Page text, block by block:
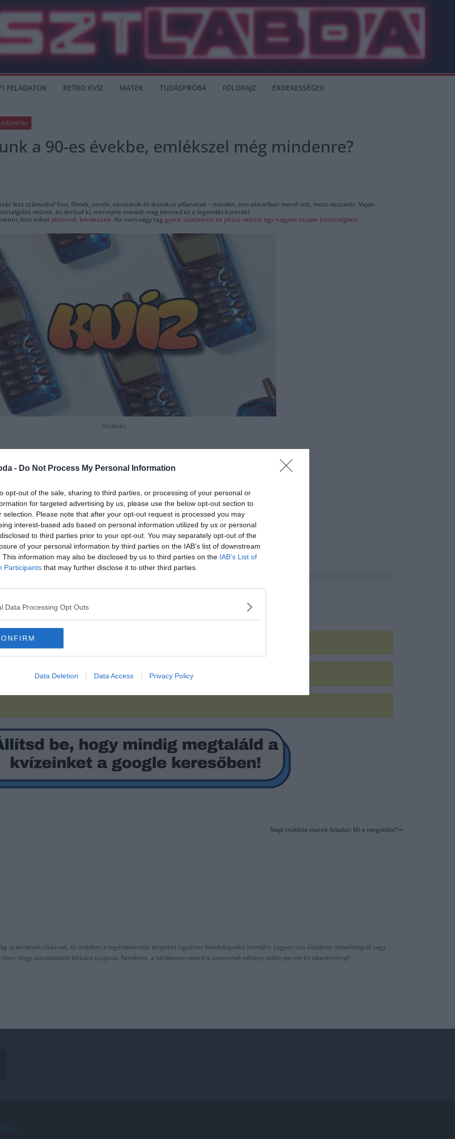
- Do Not Process My Personal Information
opt-out of the sale, sharing to third parties, or processing of your personal or
for targeted advertising by us, please use the below opt-out section to
selection. Please note that after your opt-out request is processed you may
interest-based ads based on personal information utilized by us or personal
to third parties prior to your opt-out. You may separately opt-out of the
of your personal information by third parties on the IAB’s list of downstream
This information may also be disclosed by us to third parties on the IAB’s List of
Participants that may further disclose it to other third parties.
Data Processing Opt Outs
Data Deletion Data Access Privacy Policy
FELADATOK RETRO KVÍZ MATEK TUDÁSPRÓBA FÖLDRAJZ ÉRDEKESSÉGEK
a 90-es évekbe, emlékszel még mindenre?
lesz számodra! Foci, filmek, zenék, sorozatok és ikonikus pillanatok – minden, ami akkoriban menő volt, most visszatér. Vajon
velünk, és derítsd ki, mennyire maradt meg benned ez a legendás korszak!
hisz sokat játszunk, kérdezünk. Ha nem vagy tag gyere, csatlakozz és játssz velünk egy nagyon szuper közösségben.
Hirdetés
a választásokat 1997-ben?
Napi trükkös matek feladat: Mi a megoldás?
új kérdések cikáznak, és imádom a legérdekesebb tényeket izgalmas feladványokká formálni. Legyen szó általános műveltségről vagy
hogy szórakoztató kihívást nyújtsak. Remélem, a kérdéseim neked is szereznek néhány vidám percet és sikerélményt!
.